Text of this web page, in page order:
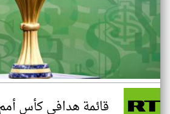
قائمة هدافي كأس أمم